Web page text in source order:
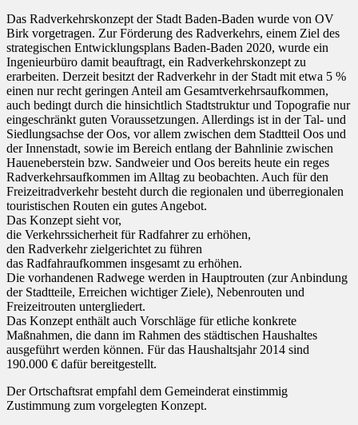
Das Radverkehrskonzept der Stadt Baden-Baden wurde von OV
Birk vorgetragen. Zur Förderung des Radverkehrs, einem Ziel des
strategischen Entwicklungsplans Baden-Baden 2020, wurde ein
Ingenieurbüro damit beauftragt, ein Radverkehrskonzept zu
erarbeiten. Derzeit besitzt der Radverkehr in der Stadt mit etwa 5 %
einen nur recht geringen Anteil am Gesamtverkehrsaufkommen,
auch bedingt durch die hinsichtlich Stadtstruktur und Topografie nur
eingeschränkt guten Voraussetzungen. Allerdings ist in der Tal- und
Siedlungsachse der Oos, vor allem zwischen dem Stadtteil Oos und
der Innenstadt, sowie im Bereich entlang der Bahnlinie zwischen
Haueneberstein bzw. Sandweier und Oos bereits heute ein reges
Radverkehrsaufkommen im Alltag zu beobachten. Auch für den
Freizeitradverkehr besteht durch die regionalen und überregionalen
touristischen Routen ein gutes Angebot.
Das Konzept sieht vor,
die Verkehrssicherheit für Radfahrer zu erhöhen,
den Radverkehr zielgerichtet zu führen
das Radfahraufkommen insgesamt zu erhöhen.
Die vorhandenen Radwege werden in Hauptrouten (zur Anbindung
der Stadtteile, Erreichen wichtiger Ziele), Nebenrouten und
Freizeitrouten untergliedert.
Das Konzept enthält auch Vorschläge für etliche konkrete
Maßnahmen, die dann im Rahmen des städtischen Haushaltes
ausgeführt werden können. Für das Haushaltsjahr 2014 sind
190.000 € dafür bereitgestellt.
Der Ortschaftsrat empfahl dem Gemeinderat einstimmig
Zustimmung zum vorgelegten Konzept.